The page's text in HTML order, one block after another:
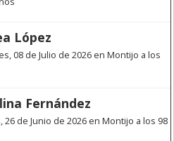
López
08 de Julio de 2026 en Montijo a los
Fernández
26 de Junio de 2026 en Montijo a los 98